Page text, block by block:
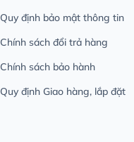
Quy định bảo mật thông tin
Chính sách đổi trả hàng
Chính sách bảo hành
Quy định Giao hàng, lắp đặt